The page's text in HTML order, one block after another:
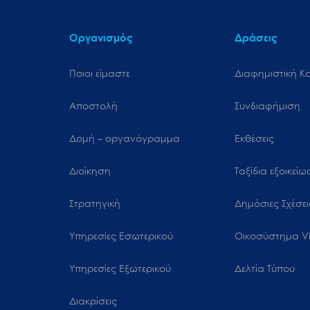
Οργανισμός
Ποιοι είμαστε
Αποστολή
Δομή – οργανόγραμμα
Διοίκηση
Στρατηγική
Υπηρεσίες Εσωτερικού
Υπηρεσίες Εξωτερικού
Διακρίσεις
Δράσεις
Διαφημιστική
Συνδιαφήμιση
Εκθέσεις
Ταξίδια
Δημόσιες
Oικοσύστημα
Δελτία Τύπου